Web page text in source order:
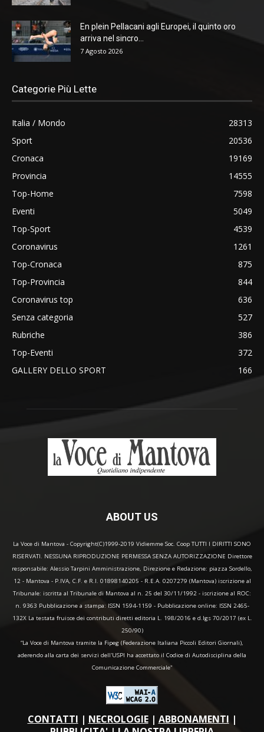
En plein Pellacani agli Europei, il quinto oro
arriva nel sincro...
7 Agosto 2026
Categorie Più Lette
Italia / Mondo
28313
Sport
20536
Cronaca
19169
Provincia
14555
Top-Home
7598
Eventi
5049
Top-Sport
4539
Coronavirus
1261
Top-Cronaca
875
Top-Provincia
844
Coronavirus top
636
Senza categoria
527
Rubriche
386
Top-Eventi
372
GALLERY DELLO SPORT
166
ABOUT US
La Voce di Mantova - Copyright(C)1999-2019 Vidiemme Soc. Coop TUTTI I DIRITTI SONO
RISERVATI. NESSUNA RIPRODUZIONE PERMESSA SENZA AUTORIZZAZIONE Direttore
responsabile: Alessio Tarpini Amministrazione, Direzione e Redazione: piazza Sordello,
12 - Mantova - P.IVA, C.F. e R.I. 01898140205 - R.E.A. 0207279 (Mantova) iscrizione al
Tribunale: iscritta al Tribunale di Mantova al n. 25 del 30/11/1992 - iscrizione al ROC:
n. 9363 Pubblicazione a stampa: ISSN 1594-1159 - Pubblicazione online: ISSN 2465-
132X La testata fruisce dei contributi diretti editoria L. 198/2016 e d.lgs 70/2017 (ex L.
250/90)
“La Voce di Mantova tramite la Fipeg (Federazione Italiana Piccoli Editori Giornali),
aderendo alla carta dei servizi dell'USPI ha accettato il Codice di Autodisciplina della
Comunicazione Commerciale"
CONTATTI | NECROLOGIE| ABBONAMENTI |